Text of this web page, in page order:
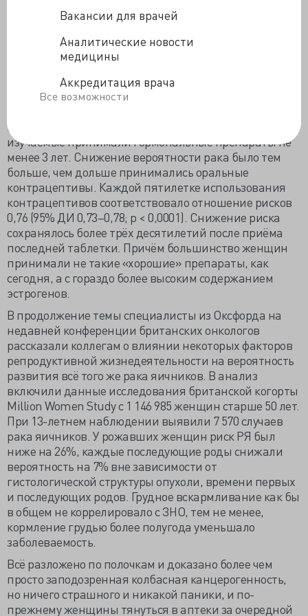
Вакансии для врачей
Аналитические новости
медицины
Аккредитация врача
Все возможности
менопаузальных женщин, принимающих гормоны
яичников.
При анализе 36 эпидемиологических исследований
другой группой учёных с контрольной группой из
115 743 женщин среднего возраста 63 года и 27 276
контрацептивы были «очищены от скверны». Все
изучаемые принимали гормональные препараты не
менее 3 лет. Снижение вероятности рака было тем
больше, чем дольше принимались оральные
контрацептивы. Каждой пятилетке использования
контрацептивов соответствовало отношение рисков
0,76 (95% ДИ 0,73–0,78; p < 0,0001). Снижение риска
сохранялось более трёх десятилетий после приёма
последней таблетки. Причём большинство женщин
принимали не такие «хорошие» препараты, как
сегодня, а с гораздо более высоким содержанием
эстрогенов.
В продолжение темы специалисты из Оксфорда на
недавней конференции британских онкологов
рассказали коллегам о влиянии некоторых факторов
репродуктивной жизнедеятельности на вероятность
развития всё того же рака яичников. В анализ
включили данные исследования британской когорты
Million Women Study с 1 146 985 женщин старше 50 лет.
При 13-летнем наблюдении выявили 7 570 случаев
рака яичников. У рожавших женщин риск РЯ был
ниже на 26%, каждые последующие роды снижали
вероятность на 7% вне зависимости от
гистологической структуры опухоли, времени первых
и последующих родов. Грудное вскармливание как бы
в общем не коррелировало с ЗНО, тем не менее,
кормление грудью более полугода уменьшало
заболеваемость.
Всё разложено по полочкам и доказано более чем
просто заподозренная колбасная канцерогенность,
но ничего страшного и никакой паники, и по-
прежнему женщины тянуться в аптеки за очередной